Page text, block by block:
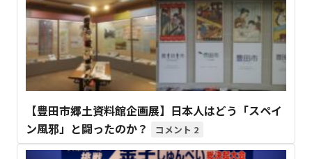
【豊田市郷土資料館企画展】日本人はどう「スペイ
ン風邪」と闘ったのか？
2